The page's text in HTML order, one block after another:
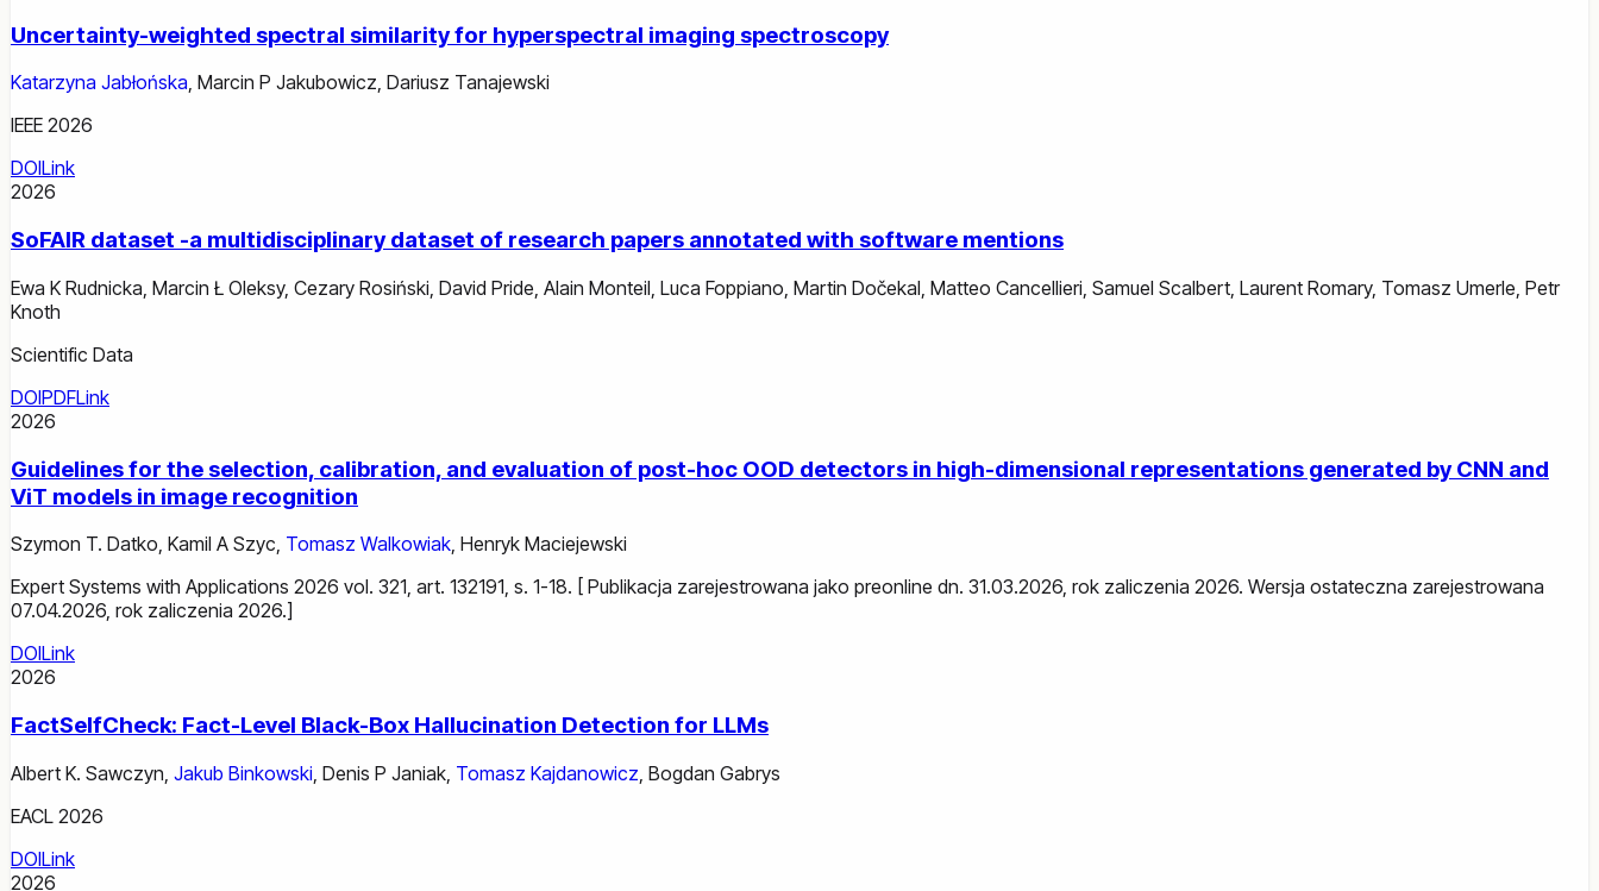
Uncertainty-weighted spectral similarity for hyperspectral imaging spectroscopy
Katarzyna Jabłońska, Marcin P Jakubowicz, Dariusz Tanajewski
IEEE 2026
DOILink
2026
SoFAIR dataset -a multidisciplinary dataset of research papers annotated with software mentions
Ewa K Rudnicka Marcin Ł Oleksy, Cezary Rosiński David Pride Alain Monteil Luca Foppiano Martin Dočekal Matteo Cancellieri Samuel Scalbert Laurent Romary, Tomasz Umerle Petr
Knoth
Scientific Data
DOIPDFLink
2026
Guidelines for the selection, calibration, and evaluation of post-hoc OOD detectors in high-dimensional representations generated by CNN and
ViT models in image recognition
Szymon T. Datko, Kamil A Szyc, Tomasz Walkowiak, Henryk Maciejewski
Expert Systems with Applications 2026 vol. 321, art. 132191, s. 1-18. [ Publikacja zarejestrowana jako preonline dn. 31.03.2026, rok zaliczenia 2026. Wersja ostateczna zarejestrowana
07.04.2026, rok zaliczenia 2026.]
DOILink
2026
FactSelfCheck: Fact-Level Black-Box Hallucination Detection for LLMs
Albert K. Sawczyn Jakub Binkowski Denis P Janiak Tomasz Kajdanowicz Bogdan Gabrys
EACL 2026
DOILink
2026